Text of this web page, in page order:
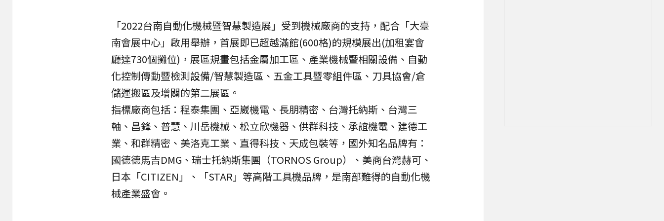
「2022台南自動化機械暨智慧製造展」受到機械廠商的支持，配合「大臺
南會展中心」啟用舉辦，首展即已超越滿館(600格)的規模展出(加租宴會
廳達730個攤位)，展區規畫包括金屬加工區、產業機械暨相關設備、自動
化控制傳動暨檢測設備/智慧製造區、五金工具暨零組件區、刀具協會/倉
儲運搬區及增闢的第二展區。
指標廠商包括：程泰集團、亞崴機電、長朋精密、台灣托納斯、台灣三
軸、昌鋒、普慧、川岳機械、松立欣機器、供群科技、承誼機電、建德工
業、和群精密、美洛克工業、直得科技、天成包裝等，國外知名品牌有：
國德德馬吉DMG、瑞士托納斯集團（TORNOS Group）、美商台灣赫可、
日本「CITIZEN」、「STAR」等高階工具機品牌，是南部難得的自動化機
械產業盛會。